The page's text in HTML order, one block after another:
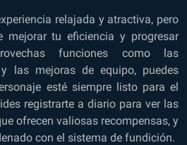
relajada y atractiva, pero
mejorar tu eficiencia y progresar
funciones como las
las mejoras de equipo, puedes
esté siempre listo para el
registrarte a diario para ver las
ofrecen valiosas recompensas, y
con el sistema de fundición.